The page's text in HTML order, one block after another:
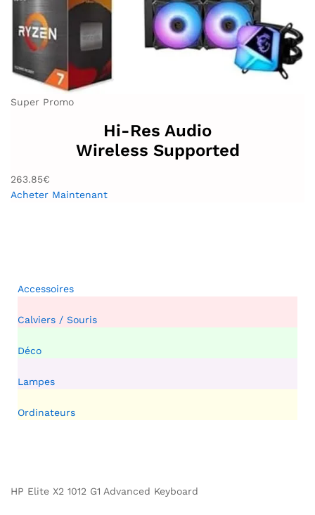
Super Promo
Hi-Res Audio
Wireless Supported
263.85€
Acheter Maintenant
Accessoires
Calviers / Souris
Déco
Lampes
Ordinateurs
HP Elite X2 1012 G1 Advanced Keyboard